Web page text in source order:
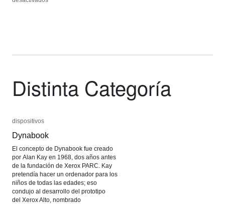
Distinta Categoría
dispositivos
Dynabook
El concepto de Dynabook fue creado
por Alan Kay en 1968, dos años antes
de la fundación de Xerox PARC. Kay
pretendía hacer un ordenador para los
niños de todas las edades; eso
condujo al desarrollo del prototipo
del Xerox Alto, nombrado
dispositivos
Dynabook